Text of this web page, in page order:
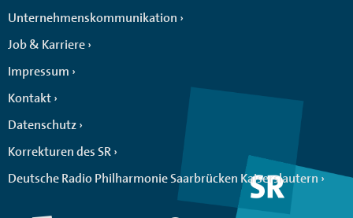
Unternehmenskommunikation
Job & Karriere
Impressum
Kontakt
Datenschutz
Korrekturen des SR
Deutsche Radio Philharmonie Saarbrücken Kaiserslautern